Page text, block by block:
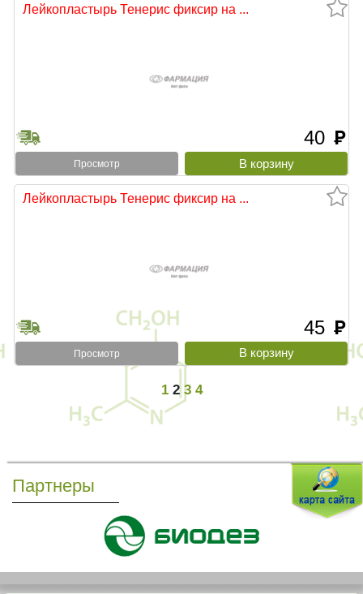
Лейкопластырь Тенерис фиксир на ...
40 руб
Просмотр
Лейкопластырь Тенерис фиксир на ...
45 руб
Просмотр
1 2 3 4
Партнеры